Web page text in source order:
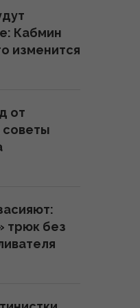
чаще
мужчин
на
Кабмин
изменится
от
советы
трюк без